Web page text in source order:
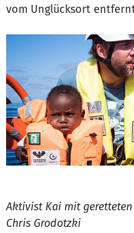
vom Unglücksort
Aktivist Kai mit
Chris Grodotzki